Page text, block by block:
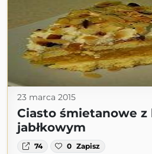
23 marca 2015
Ciasto śmietanowe
jabłkowym
74 0 Zapisz